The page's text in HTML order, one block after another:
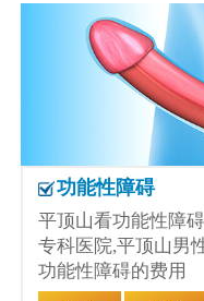
功能性障碍
平顶山看功能性障
专科医院,平顶山男
功能性障碍的费用